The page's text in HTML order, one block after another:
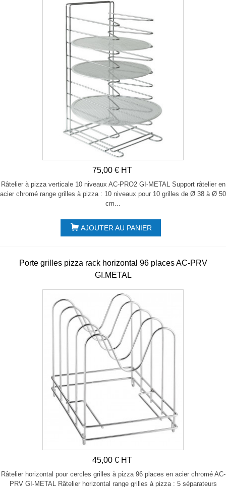
75,00 € HT
Râtelier à pizza verticale 10 niveaux AC-PRO2 GI-METAL Support râtelier en
acier chromé range grilles à pizza : 10 niveaux pour 10 grilles de Ø 38 à Ø 50
cm...
AJOUTER AU PANIER
Porte grilles pizza rack horizontal 96 places AC-PRV
GI.METAL
45,00 € HT
Râtelier horizontal pour cercles grilles à pizza 96 places en acier chromé AC-
PRV GI-METAL Râtelier horizontal range grilles à pizza : 5 séparateurs